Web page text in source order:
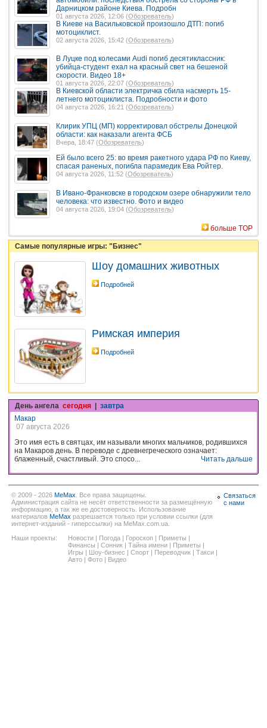
Дарницком районе Киева. Подробн
01 августа 2026, 12:06 (Обозреватель)
В Киеве на Васильковской произошло ДТП: погиб
мотоциклист.
02 августа 2026, 15:42 (Обозреватель)
В Луцке под колесами Audi погиб десятиклассник:
убийца-студент ехал на красный свет на бешеной
скорости. Видео 18+
01 августа 2026, 22:07 (Обозреватель)
В Киевской области электричка сбила насмерть 15-
летнего мотоциклиста. Подробности и фото
04 августа 2026, 16:21 (Обозреватель)
Клирик УПЦ (МП) корректировал обстрелы Донецкой
области: как наказали агента ФСБ
Вчера, 18:47 (Обозреватель)
Ей было всего 25: во время ракетного удара РФ по Киеву,
спасая раненых, погибла парамедик Ева Ройтер.
04 августа 2026, 11:52 (Обозреватель)
В Ивано-Франковске в городском озере обнаружили тело
человека: что известно. Фото и видео
04 августа 2026, 19:04 (Обозреватель)
больше TOP
Самые популярные игры: "Бизнес"
Шоу домашних животных
Подробней
Римская империя
Подробней
День ангела сегодня
завтра
Макар
07 августа 2026
Это имя есть в святцах, им называли многих мальчиков, родившихся
на Макаров день. В переводе с древнегреческого означает:
блаженный, счастливый. Это спосо...
Читать дальше
© 2009 - 2026 MeMax . Все права защищены.
Администрация сайта не несёт ответственности за размещённую
информацию, а так же ее достоверность. Использование
материалов MeMax разрешается только при условии ссылки (для
интернет-изданий - гиперссылки) на MeMax.com.ua.
Наши проекты:
Новости | Погода | Гороскоп | Приметы |
Финансы | Сонник | Тайна имени | Приметы |
Игры | Шоу-бизнес | Спорт | Переводчик | Такси |
Авто | Фото | Видео
Связаться
с нами